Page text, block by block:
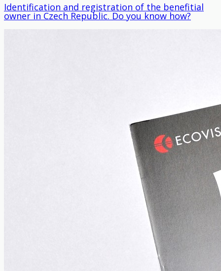
Identification and registration of the benefitial
owner in Czech Republic. Do you know how?